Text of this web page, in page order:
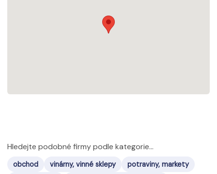
Hledejte podobné firmy podle kategorie...
obchod vinárny, vinné sklepy potraviny, markety